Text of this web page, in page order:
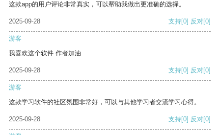
这款app的用户评论非常真实，可以帮助我做出更准确的选择。
2025-09-28 支持[0] 反对[0]
游客
我喜欢这个软件 作者加油
2025-09-28 支持[0] 反对[0]
游客
这款学习软件的社区氛围非常好，可以与其他学习者交流学习心得。
2025-09-28 支持[0] 反对[0]